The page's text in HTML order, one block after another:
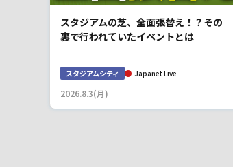
スタジアムの芝、全面張替え！？その
裏で行われていたイベントとは
スタジアムシティ Japanet Live
2026.8.3(月)